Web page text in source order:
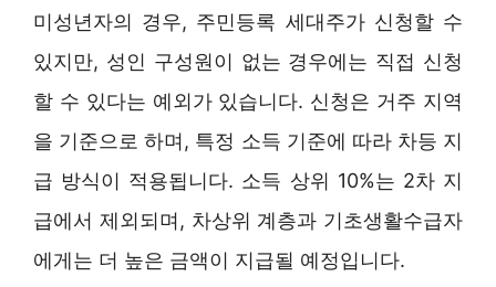
미성년자의 경우, 주민등록 세대주가 신청할 수
있지만, 성인 구성원이 없는 경우에는 직접 신청
할 수 있다는 예외가 있습니다. 신청은 거주 지역
을 기준으로 하며, 특정 소득 기준에 따라 차등 지
급 방식이 적용됩니다. 소득 상위 10%는 2차 지
급에서 제외되며, 차상위 계층과 기초생활수급자
에게는 더 높은 금액이 지급될 예정입니다.